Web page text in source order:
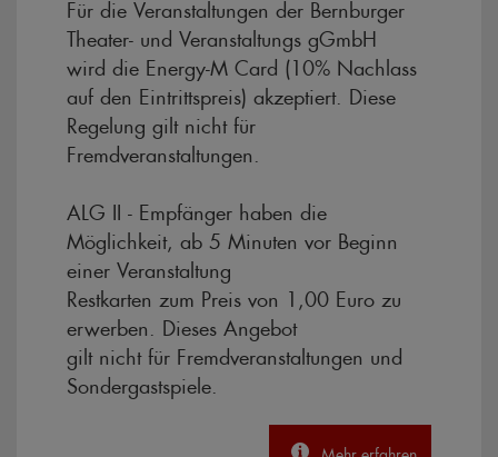
Für die Veranstaltungen der Bernburger
Theater- und Veranstaltungs gGmbH
wird die Energy-M Card (10% Nachlass
auf den Eintrittspreis) akzeptiert. Diese
Regelung gilt nicht für
Fremdveranstaltungen.
ALG II - Empfänger haben die
Möglichkeit, ab 5 Minuten vor Beginn
einer Veranstaltung
Restkarten zum Preis von 1,00 Euro zu
erwerben. Dieses Angebot
gilt nicht für Fremdveranstaltungen und
Sondergastspiele.
Mehr erfahren